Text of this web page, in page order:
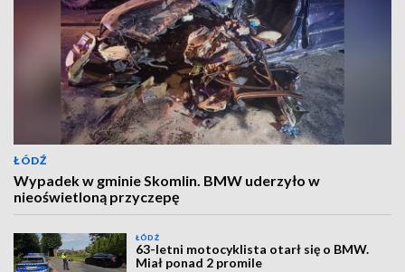
ŁÓDŹ
Wypadek w gminie Skomlin. BMW uderzyło w
nieoświetloną przyczepę
ŁÓDŹ
63-letni motocyklista otarł się o BMW.
Miał ponad 2 promile